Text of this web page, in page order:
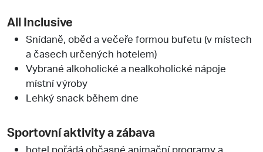
All Inclusive
Snídaně, oběd a večeře formou bufetu (v místech
a časech určených hotelem)
Vybrané alkoholické a nealkoholické nápoje
místní výroby
Lehký snack během dne
Sportovní aktivity a zábava
hotel pořádá občasné animační programy a